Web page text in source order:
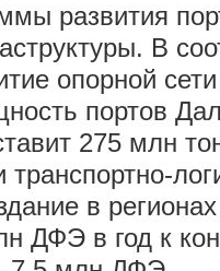
развития
В
опорной
портов
275 млн
в
ДФЭ в год к